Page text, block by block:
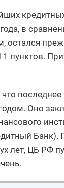
в
остался
пунктов.
Оно
Банк).
лет, ЦБ РФ